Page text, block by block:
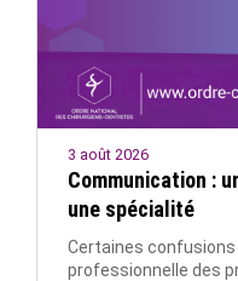
3 août 2026
Communication :
une spécialité
Certaines
professionnelle des